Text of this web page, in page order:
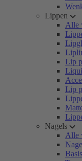
Lippen
Alle
Lip
Lip
Nagels
Alle